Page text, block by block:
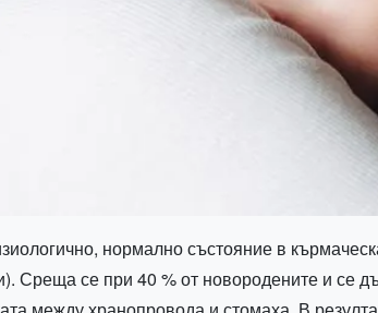
нормално състояние в
Среща се при 40 % от новородените и се